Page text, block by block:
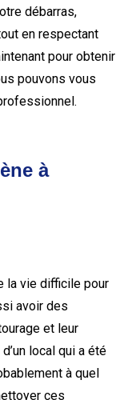
débarras,
en respectant
pour obtenir
pouvons vous
à
la vie difficile pour
avoir des
et leur
local qui a été
à quel
ces